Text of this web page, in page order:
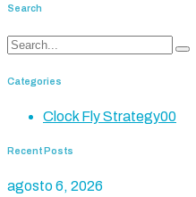
Search
Categories
Clock Fly Strategy00
Recent Posts
agosto 6, 2026